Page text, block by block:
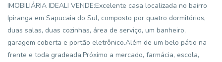
IMOBILIÁRIA IDEALI VENDE:Excelente casa localizada no bairro
Ipiranga em Sapucaia do Sul, composto por quatro dormitórios,
duas salas, duas cozinhas, área de serviço, um banheiro,
garagem coberta e portão eletrônico.Além de um belo pátio na
frente e toda gradeada.Próximo a mercado, farmácia, escola,